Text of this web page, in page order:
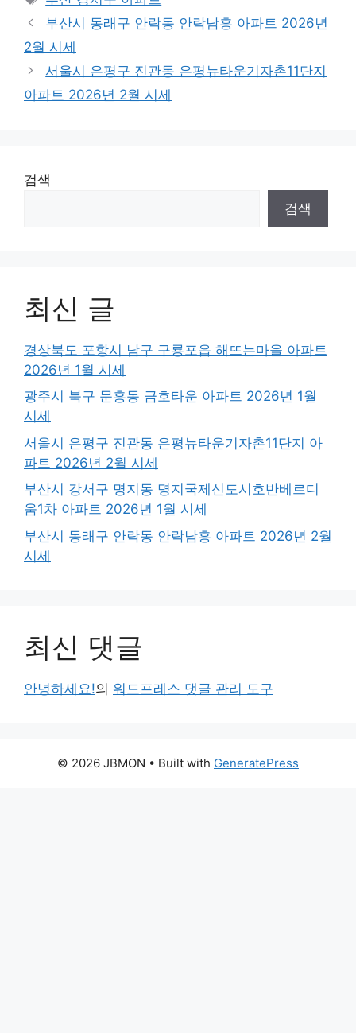
부산시 동래구 안락동 안락남흥 아파트 2026년
2월 시세
서울시 은평구 진관동 은평뉴타운기자촌11단지
아파트 2026년 2월 시세
검색
검색
최신 글
경상북도 포항시 남구 구룡포읍 해뜨는마을 아파트
2026년 1월 시세
광주시 북구 문흥동 금호타운 아파트 2026년 1월
시세
서울시 은평구 진관동 은평뉴타운기자촌11단지 아
파트 2026년 2월 시세
부산시 강서구 명지동 명지국제신도시호반베르디
움1차 아파트 2026년 1월 시세
부산시 동래구 안락동 안락남흥 아파트 2026년 2월
시세
최신 댓글
안녕하세요!의 워드프레스 댓글 관리 도구
© 2026 JBMON • Built with GeneratePress